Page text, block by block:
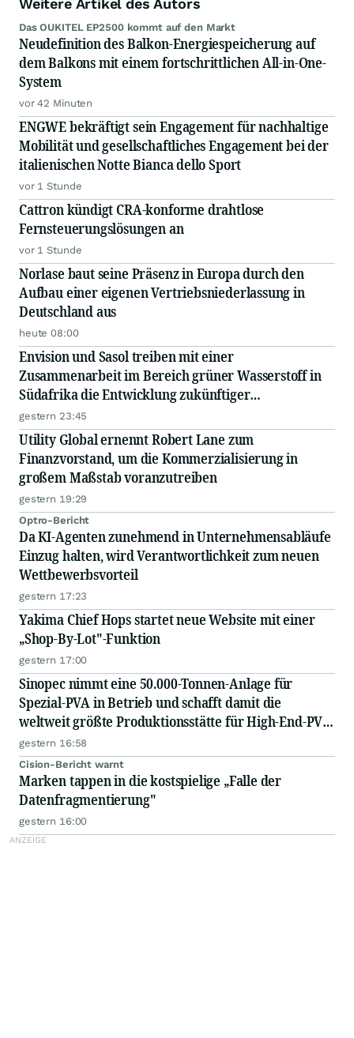
Weitere Artikel des Autors
Das OUKITEL EP2500 kommt auf den Markt
Neudefinition des Balkon-Energiespeicherung auf
dem Balkons mit einem fortschrittlichen All-in-One-
System
vor 42 Minuten
ENGWE bekräftigt sein Engagement für nachhaltige
Mobilität und gesellschaftliches Engagement bei der
italienischen Notte Bianca dello Sport
vor 1 Stunde
Cattron kündigt CRA-konforme drahtlose
Fernsteuerungslösungen an
vor 1 Stunde
Norlase baut seine Präsenz in Europa durch den
Aufbau einer eigenen Vertriebsniederlassung in
Deutschland aus
heute 08:00
Envision und Sasol treiben mit einer
Zusammenarbeit im Bereich grüner Wasserstoff in
Südafrika die Entwicklung zukünftiger
Energiesysteme voran
gestern 23:45
Utility Global ernennt Robert Lane zum
Finanzvorstand, um die Kommerzialisierung in
großem Maßstab voranzutreiben
gestern 19:29
Optro-Bericht
Da KI-Agenten zunehmend in Unternehmensabläufe
Einzug halten, wird Verantwortlichkeit zum neuen
Wettbewerbsvorteil
gestern 17:23
Yakima Chief Hops startet neue Website mit einer
„Shop-By-Lot"-Funktion
gestern 17:00
Sinopec nimmt eine 50.000-Tonnen-Anlage für
Spezial-PVA in Betrieb und schafft damit die
weltweit größte Produktionsstätte für High-End-PVA
an einem Standort
gestern 16:58
Cision-Bericht warnt
Marken tappen in die kostspielige „Falle der
Datenfragmentierung"
gestern 16:00